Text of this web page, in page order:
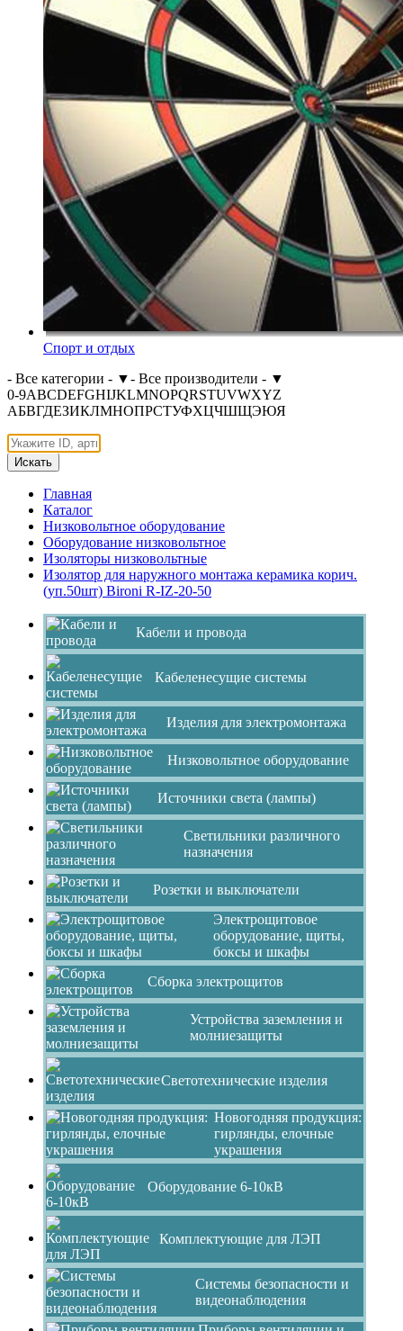
Спорт и отдых
- Все категории - ▼- Все производители - ▼
0-9ABCDEFGHIJKLMNOPQRSTUVWXYZ
АБВГДЕЗИКЛМНОПРСТУФХЦЧШЩЭЮЯ
Искать
Главная
Каталог
Низковольтное оборудование
Оборудование низковольтное
Изоляторы низковольтные
Изолятор для наружного монтажа керамика корич.
(уп.50шт) Bironi R-IZ-20-50
Кабели и провода
Кабеленесущие системы
Изделия для электромонтажа
Низковольтное оборудование
Источники света (лампы)
Светильники различного
назначения
Розетки и выключатели
Электрощитовое
оборудование, щиты,
боксы и шкафы
Сборка электрощитов
Устройства заземления и
молниезащиты
Светотехнические изделия
Новогодняя продукция:
гирлянды, елочные
украшения
Оборудование 6-10кВ
Комплектующие для ЛЭП
Системы безопасности и
видеонаблюдения